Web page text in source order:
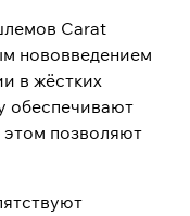
Carat
нововведением
в жёстких
обеспечивают
позволяют